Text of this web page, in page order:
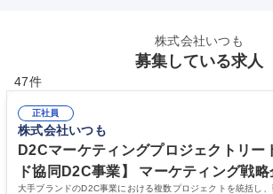
株式会社いつも
募集している求人
47件
正社員
株式会社いつも
D2Cマーケティングプロジェクトリー
ド協同D2C事業】 マーケティング戦略
大手ブランドのD2C事業における複数プロジェクトを統括し、